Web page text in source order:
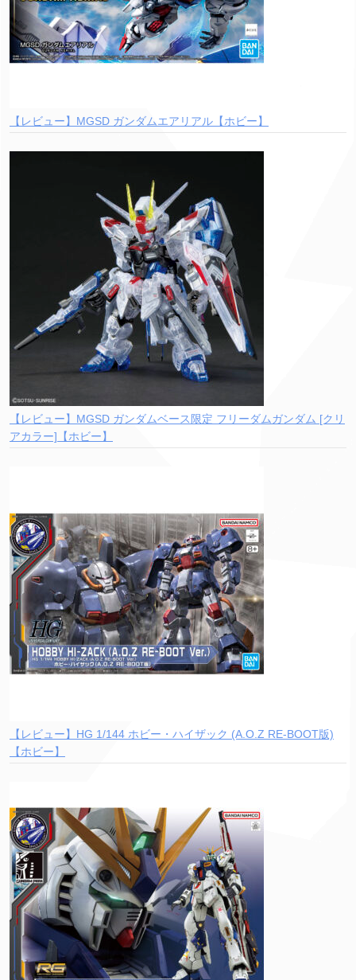
【レビュー】MGSD ガンダムエアリアル【ホビー】
【レビュー】MGSD ガンダムベース限定 フリーダムガンダム [クリ
アカラー]【ホビー】
【レビュー】HG 1/144 ホビー・ハイザック (A.O.Z RE-BOOT版)
【ホビー】